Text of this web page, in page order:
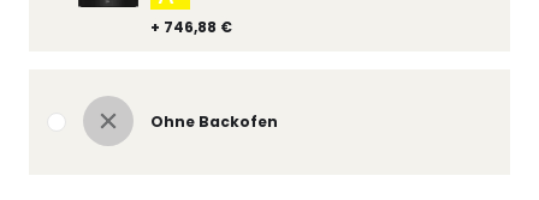
+ 746,88 €
Ohne Backofen